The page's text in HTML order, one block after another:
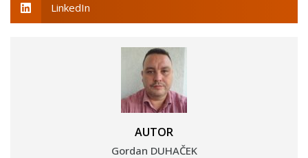
LinkedIn
AUTOR
Gordan DUHAČEK